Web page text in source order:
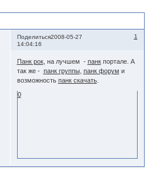
Поделиться 1
2008-05-27
14:04:16
Панк рок, на лучшем - панкпортале. А
так же - панк группы, панк форум и
возможность панк скачать.
0